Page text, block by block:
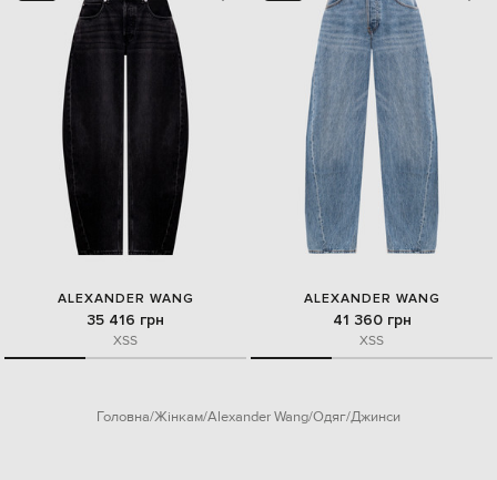
ALEXANDER WANG
35 416 грн
XSS
ALEXANDER WANG
41 360 грн
XSS
Головна Жінкам Alexander Wang Одяг Джинси